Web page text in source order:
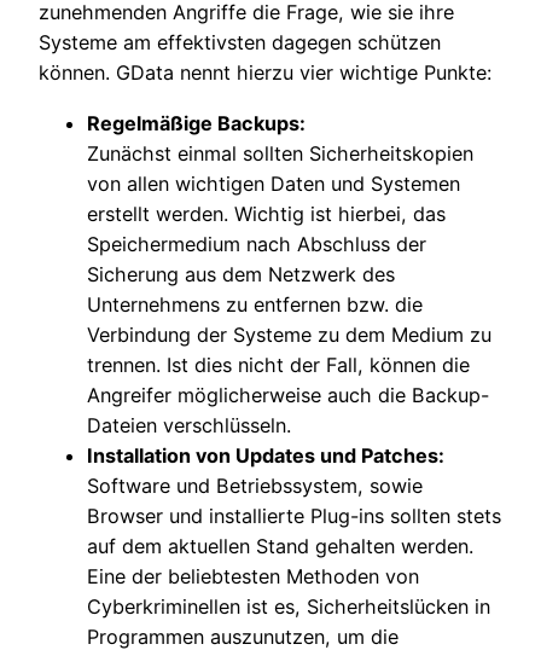
zunehmenden Angriffe die Frage, wie sie ihre
Systeme am effektivsten dagegen schützen
können. GData nennt hierzu vier wichtige Punkte:
Regelmäßige Backups:
Zunächst einmal sollten Sicherheitskopien
von allen wichtigen Daten und Systemen
erstellt werden. Wichtig ist hierbei, das
Speichermedium nach Abschluss der
Sicherung aus dem Netzwerk des
Unternehmens zu entfernen bzw. die
Verbindung der Systeme zu dem Medium zu
trennen. Ist dies nicht der Fall, können die
Angreifer möglicherweise auch die Backup-
Dateien verschlüsseln.
Installation von Updates und Patches:
Software und Betriebssystem, sowie
Browser und installierte Plug-ins sollten stets
auf dem aktuellen Stand gehalten werden.
Eine der beliebtesten Methoden von
Cyberkriminellen ist es, Sicherheitslücken in
Programmen auszunutzen, um die